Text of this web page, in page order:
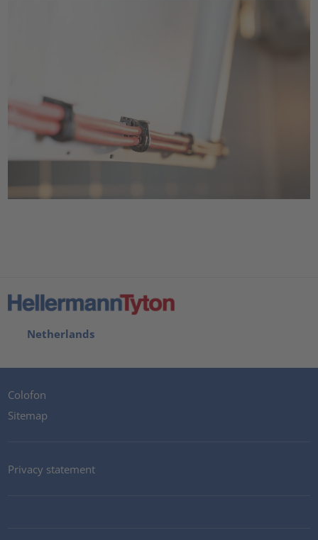
Netherlands
Colofon
Sitemap
Privacy statement